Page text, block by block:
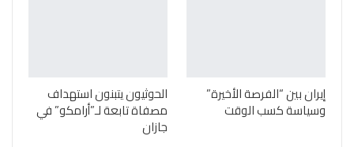
إيران بين “الفرصة الأخيرة”
وسياسة كسب الوقت
الحوثيون يتبنون استهداف
مصفاة تابعة لـ”أرامكو” في
جازان